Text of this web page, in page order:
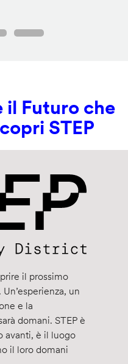
il Futuro che
STEP
il prossimo
un
e la
domani. STEP è
avanti, è il luogo
il loro domani